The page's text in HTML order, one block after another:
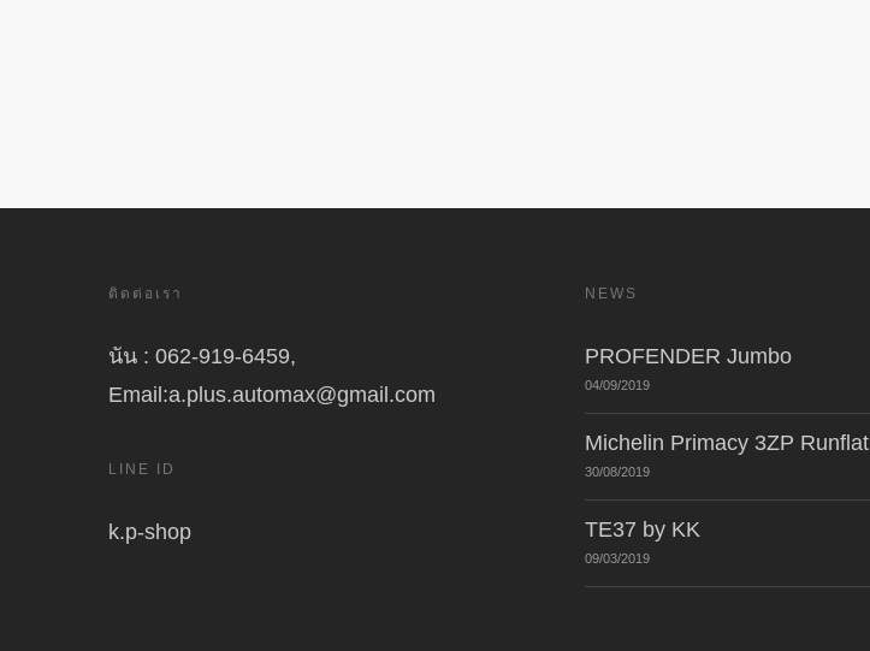
ติดต่อเรา
นัน : 062-919-6459,
Email:a.plus.automax@gmail.com
LINE ID
k.p-shop
NEWS
PROFENDER Jumbo
04/09/2019
Michelin Primacy 3ZP Runflat
30/08/2019
TE37 by KK
09/03/2019